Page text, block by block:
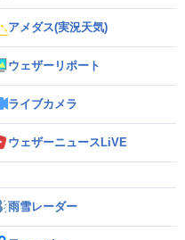
アメダス(実況天気)
ウェザーリポート
ライブカメラ
ウェザーニュースLiVE
雨雪レーダー